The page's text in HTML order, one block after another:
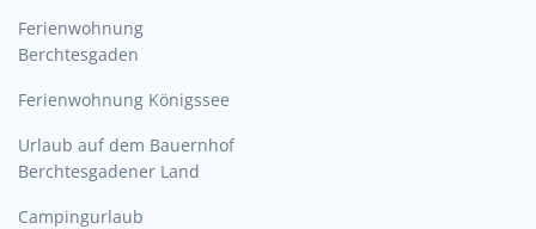
Ferienwohnung
Berchtesgaden
Ferienwohnung Königssee
Urlaub auf dem Bauernhof
Berchtesgadener Land
Campingurlaub